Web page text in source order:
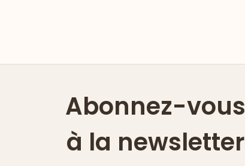
Abonnez-vous
à la newsletter